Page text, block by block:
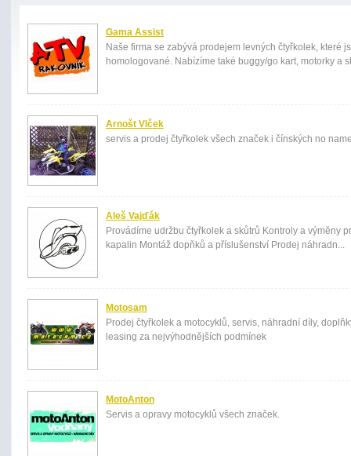
Gama Assist
Naše firma se zabývá prodejem levných čtyřkolek, které
homologované. Nabízíme také buggy/go kart, motorky a
Arnošt Vlček
servis a prodej čtyřkolek všech značek i čínských no
Aleš Vajďák
Provádíme udržbu čtyřkolek a skůtrů Kontroly a výměny
kapalin Montáž dopňků a příslušenství Prodej náhradn...
Motosam
Prodej čtyřkolek a motocyklů, servis, náhradní díly,
leasing za nejvýhodnějších podmínek
MotoAnton
Servis a opravy motocyklů všech značek.